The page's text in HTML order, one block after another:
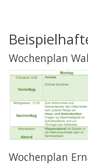
Wochenplan
Wochenplan